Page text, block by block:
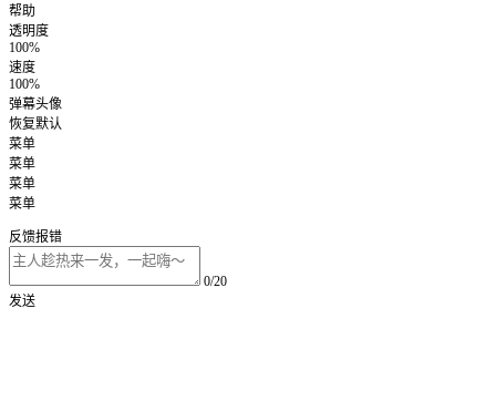
帮助
透明度
100%
速度
100%
弹幕头像
恢复默认
菜单
菜单
菜单
菜单
反馈报错
0/20
发送